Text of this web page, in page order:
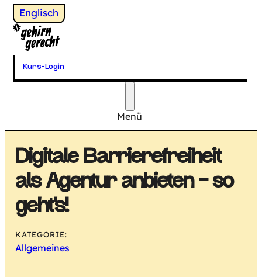
Wechsel zu
Englisch
Gehirngerecht Digital
Kurs-Login
Menü
Hauptmenü
Digitale Barrierefreiheit
als Agentur anbieten – so
geht’s!
KATEGORIE:
Allgemeines